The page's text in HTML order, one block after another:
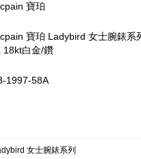
寶珀
寶珀 Ladybird 女士腕錶系
18kt白金/鑽
1997-58A
女士腕錶系列